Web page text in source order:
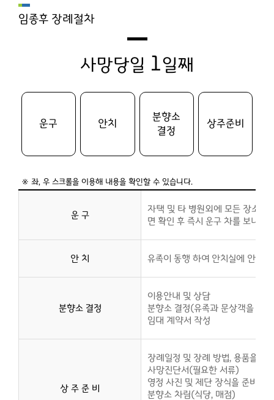
임종후 장례절차
사망당일 1일째
운구 안치
분향소
결정
상주준비
운 구
자택 및 타 병원외에 모든 장소
면 확인 후 즉시 운구 차를 보내 드
안 치 유족이 동행 하여 안치실에 안치
분향소 결정
이용안내 및 상담
분향소 결정(유족과 문상객을 감
임대 계약서 작성
상 주 준 비
장례일정 및 장례 방법, 용품을 상
사망진단서(필요한 서류)
영정 사진 및 제단 장식을 준비 합
분향소 차림(식당, 매점)